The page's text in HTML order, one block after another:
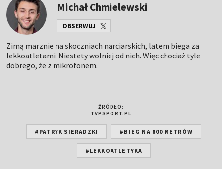
Michał Chmielewski
OBSERWUJ
Zimą marznie na skoczniach narciarskich, latem biega za
lekkoatletami. Niestety wolniej od nich. Więc chociaż tyle
dobrego, że z mikrofonem.
ŹRÓDŁO:
TVPSPORT.PL
#PATRYK SIERADZKI #BIEG NA 800 METRÓW
#LEKKOATLETYKA